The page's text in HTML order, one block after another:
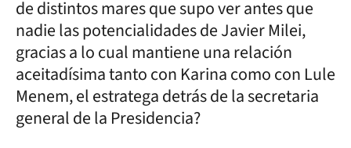
de distintos mares que supo ver antes que
nadie las potencialidades de Javier Milei,
gracias a lo cual mantiene una relación
aceitadísima tanto con Karina como con Lule
Menem, el estratega detrás de la secretaria
general de la Presidencia?